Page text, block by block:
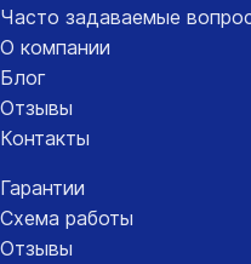
Часто задаваемые
О компании
Блог
Отзывы
Контакты
Гарантии
Схема работы
Отзывы